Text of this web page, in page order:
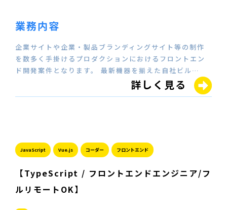
業務内容
企業サイトや企業・製品ブランディングサイト等の制作
を数多く手掛けるプロダクションにおけるフロントエン
ド開発案件となります。 最新機器を揃えた自社ビル…
詳しく見る
JavaScript Vue.js コーダー フロントエンド
【TypeScript / フロントエンドエンジニア/フ
ルリモートOK】